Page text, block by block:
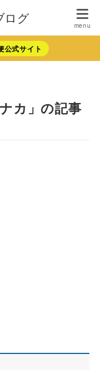
ログ
公式サイト
カ」の記事